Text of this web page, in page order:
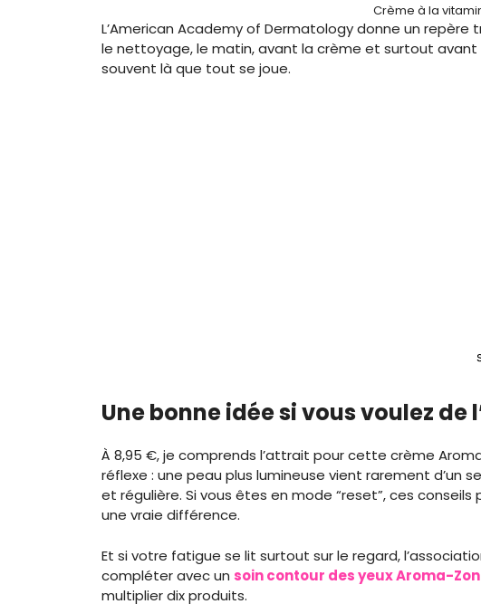
Crème à la
L’American Academy of Dermatology donne un repère
le nettoyage, le matin, avant la crème et surtout avant
souvent là que tout se joue.
Une bonne idée si vous voulez
À 8,95 €, je comprends l’attrait pour cette crème
réflexe : une peau plus lumineuse vient rarement d’un
et régulière. Si vous êtes en mode “reset”, ces conseils
une vraie différence.
Et si votre fatigue se lit surtout sur le regard,
compléter avec un soin contour des yeux Aroma-
multiplier dix produits.